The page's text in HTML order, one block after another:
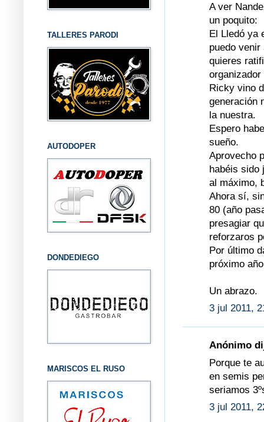
A ver
un poquito:
El Lledó ya
puedo
quieres
Ricky vino
generación
la nuestra.
Espero
sueño.
Aprovecho
habéis sido
al máximo,
Ahora sí,
80 (año
presagiar
reforzaros
Por último
próximo
Un abrazo.
3 jul 2011,
Anónimo
Porque te
en semis
seriamos
3 jul 2011,
TALLERES PARODI
AUTODOPER
DONDEDIEGO
MARISCOS EL RUSO